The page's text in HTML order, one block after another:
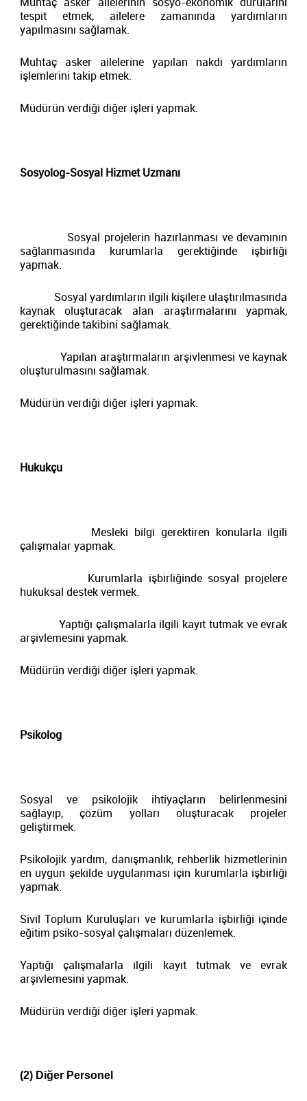
tespit etmek, ailelere zamanında yardımların
yapılmasını sağlamak.
Muhtaç asker ailelerine yapılan nakdi yardımların
işlemlerini takip etmek.
Müdürün verdiği diğer işleri yapmak.
Sosyolog-Sosyal Hizmet Uzmanı
Sosyal projelerin hazırlanması ve devamının
sağlanmasında kurumlarla gerektiğinde işbirliği
yapmak.
Sosyal yardımların ilgili kişilere ulaştırılmasında
kaynak oluşturacak alan araştırmalarını yapmak,
gerektiğinde takibini sağlamak.
Yapılan araştırmaların arşivlenmesi ve kaynak
oluşturulmasını sağlamak.
Müdürün verdiği diğer işleri yapmak.
Hukukçu
Mesleki bilgi gerektiren konularla ilgili
çalışmalar yapmak.
Kurumlarla işbirliğinde sosyal projelere
hukuksal destek vermek.
Yaptığı çalışmalarla ilgili kayıt tutmak ve evrak
arşivlemesini yapmak.
Müdürün verdiği diğer işleri yapmak.
Psikolog
Sosyal ve psikolojik ihtiyaçların belirlenmesini
sağlayıp, çözüm yolları oluşturacak projeler
geliştirmek.
Psikolojik yardım, danışmanlık, rehberlik hizmetlerinin
en uygun şekilde uygulanması için kurumlarla işbirliği
yapmak.
Sivil Toplum Kuruluşları ve kurumlarla işbirliği içinde
eğitim psiko-sosyal çalışmaları düzenlemek.
Yaptığı çalışmalarla ilgili kayıt tutmak ve evrak
arşivlemesini yapmak.
Müdürün verdiği diğer işleri yapmak.
(2) Diğer Personel